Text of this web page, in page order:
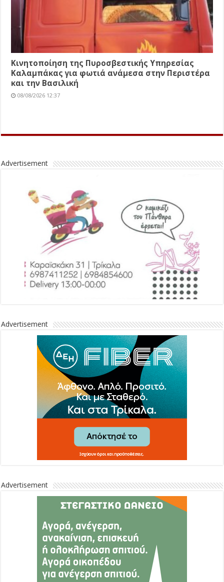
Κινητοποίηση της Πυροσβεστικής Υπηρεσίας
Καλαμπάκας για φωτιά ανάμεσα στην Περιστέρα
και την Βασιλική
08/08/2026 12:37
Advertisement
Advertisement
Advertisement